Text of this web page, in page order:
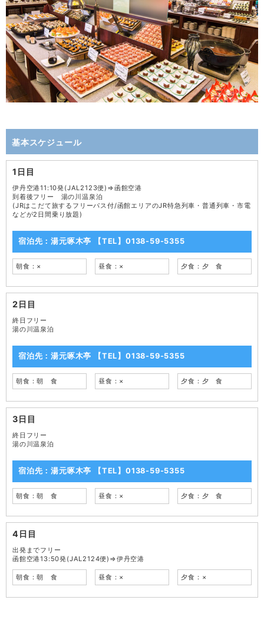
基本スケジュール
1日目
伊丹空港11:10発(JAL2123便)⇒函館空港
到着後フリー 湯の川温泉泊
(JRはこだて旅するフリーパス付/函館エリアのJR特急列車・普通列車・市電
などが2日間乗り放題)
宿泊先：湯元啄木亭 【TEL】0138-59-5355
朝食：× 昼食：× 夕食：夕 食
2日目
終日フリー
湯の川温泉泊
宿泊先：湯元啄木亭 【TEL】0138-59-5355
朝食：朝 食 昼食：× 夕食：夕 食
3日目
終日フリー
湯の川温泉泊
宿泊先：湯元啄木亭 【TEL】0138-59-5355
朝食：朝 食 昼食：× 夕食：夕 食
4日目
出発までフリー
函館空港13:50発(JAL2124便)⇒伊丹空港
朝食：朝 食 昼食：× 夕食：×